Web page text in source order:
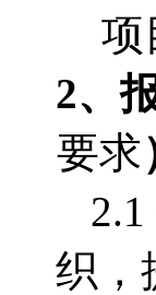
项
2、
要求
织，